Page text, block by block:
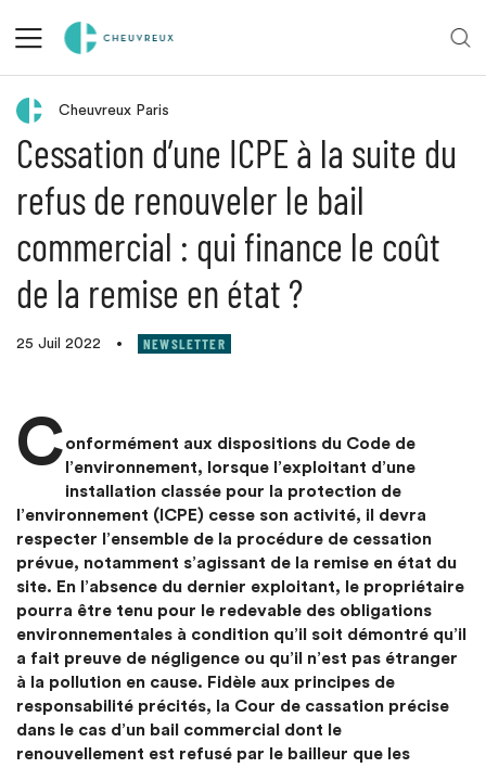
Retour aux actualités
Cheuvreux Paris
Cessation d’une ICPE à la suite du
refus de renouveler le bail
commercial : qui finance le coût
de la remise en état ?
25 Juil 2022 • NEWSLETTER
Conformément aux dispositions du Code de
l’environnement, lorsque l’exploitant d’une
installation classée pour la protection de
l’environnement (ICPE) cesse son activité, il devra
respecter l’ensemble de la procédure de cessation
prévue, notamment s’agissant de la remise en état du
site. En l’absence du dernier exploitant, le propriétaire
pourra être tenu pour le redevable des obligations
environnementales à condition qu’il soit démontré qu’il
a fait preuve de négligence ou qu’il n’est pas étranger
à la pollution en cause. Fidèle aux principes de
responsabilité précités, la Cour de cassation précise
dans le cas d’un bail commercial dont le
renouvellement est refusé par le bailleur que les